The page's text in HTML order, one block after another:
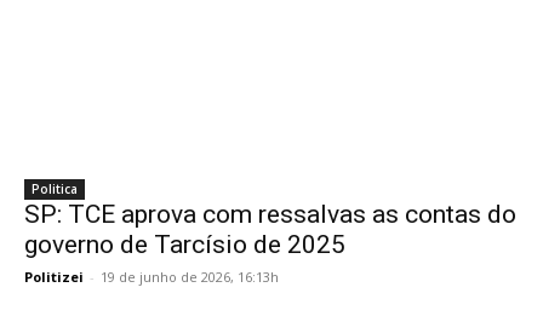
Politica
SP: TCE aprova com ressalvas as contas do
governo de Tarcísio de 2025
Politizei - 19 de junho de 2026, 16:13h